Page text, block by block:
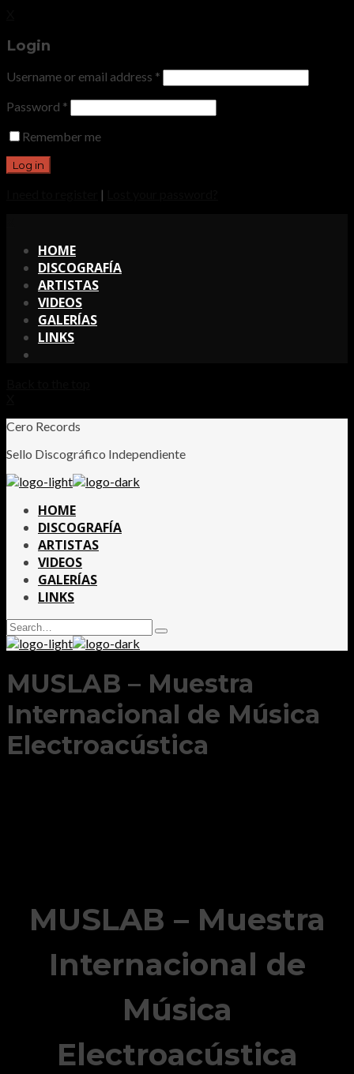
Login
Username or email address *
Password *
Remember me
|
HOME
DISCOGRAFÍA
ARTISTAS
VIDEOS
GALERÍAS
LINKS
Cero Records
Sello Discográfico Independiente
HOME
DISCOGRAFÍA
ARTISTAS
VIDEOS
GALERÍAS
LINKS
Search
for:
Type
and
enter
MUSLAB – Muestra
Internacional de Música
Electroacústica
MUSLAB – Muestra
Internacional de
Música
Electroacústica